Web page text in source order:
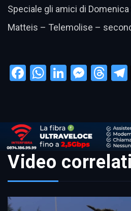
Speciale gli amici di
Matteis – Telemolise –
Facebook
WhatsApp
LinkedIn
Video correlati